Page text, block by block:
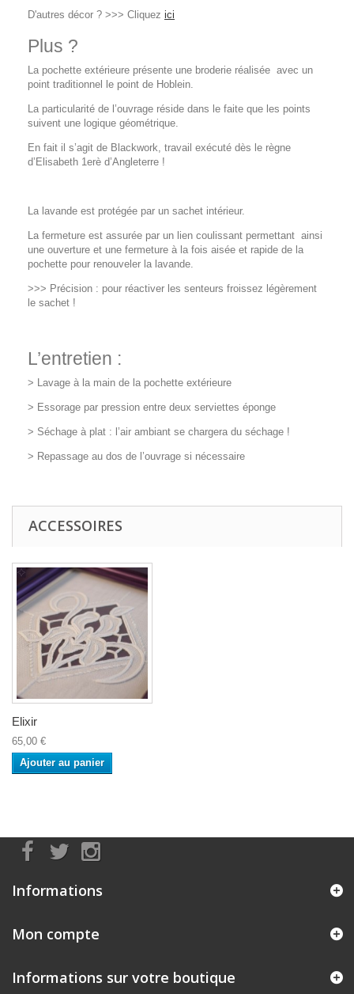
D'autres décor ? >>> Cliquez ici
Plus ?
La pochette extérieure présente une broderie réalisée avec un
point traditionnel le point de Hoblein.
La particularité de l’ouvrage réside dans le faite que les points
suivent une logique géométrique.
En fait il s’agit de Blackwork, travail exécuté dès le règne
d’Elisabeth 1erè d’Angleterre !
La lavande est protégée par un sachet intérieur.
La fermeture est assurée par un lien coulissant permettant ainsi
une ouverture et une fermeture à la fois aisée et rapide de la
pochette pour renouveler la lavande.
>>> Précision : pour réactiver les senteurs froissez légèrement
le sachet !
L’entretien :
> Lavage à la main de la pochette extérieure
> Essorage par pression entre deux serviettes éponge
> Séchage à plat : l’air ambiant se chargera du séchage !
> Repassage au dos de l’ouvrage si nécessaire
ACCESSOIRES
Elixir
65,00 €
Ajouter au panier
Informations
Mon compte
Informations sur votre boutique